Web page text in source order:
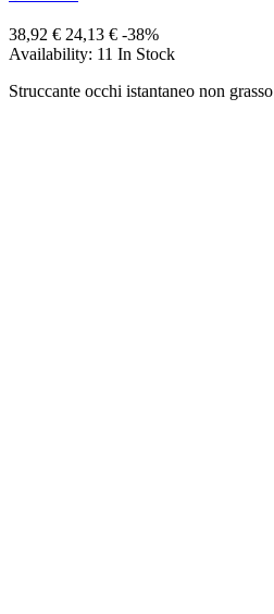
38,92 € 24,13 € -38%
Availability: 11 In Stock
Struccante occhi istantaneo non grasso